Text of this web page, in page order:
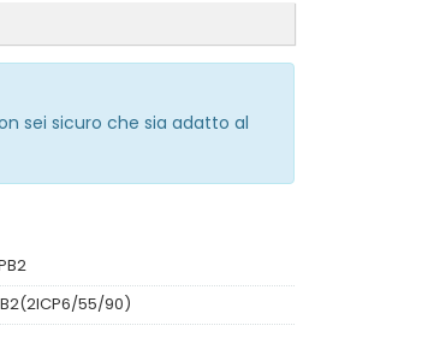
sei sicuro che sia adatto al
55/90)